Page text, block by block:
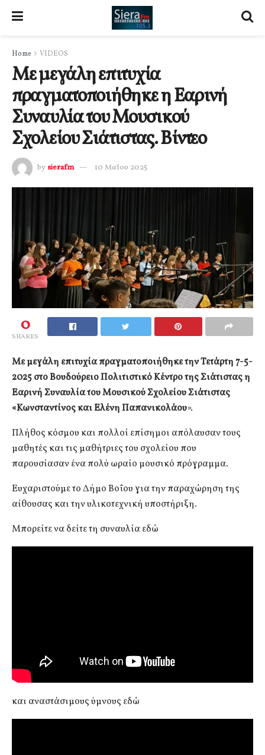
Home VIDEOS
Με μεγάλη επιτυχία
πραγματοποιήθηκε η Εαρινή
Συναυλία του Μουσικού
Σχολείου Σιάτιστας. Βίντεο
by sierafm 10 Μαΐου 2025
0
SHARES
Με μεγάλη επιτυχία πραγματοποιήθηκε την Τετάρτη 7-5-
2025 στο Βουδούρειο Πολιτιστικό Κέντρο της Σιάτιστας η
Εαρινή Συναυλία του Μουσικού Σχολείου Σιάτιστας
«Κωνσταντίνος και Ελένη Παπανικολάου».
Πλήθος κόσμου και πολλοί επίσημοι απόλαυσαν τους
μαθητές και τις μαθήτριες του σχολείου που
παρουσίασαν ένα πολύ ωραίο μουσικό πρόγραμμα.
Ευχαριστούμε το Δήμο Βοΐου για την παραχώρηση της
αίθουσας και την υλικοτεχνική υποστήριξη.
Μπορείτε να δείτε τη συναυλία εδώ
και αναστάσιμους ύμνους εδώ